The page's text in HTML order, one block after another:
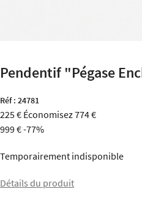
Pendentif "Pégase
Réf : 24781
225 € Économisez 774 €
999 €-77%
Temporairement indisponible
Détails du produit